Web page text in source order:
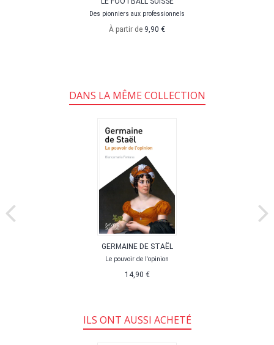
Des pionniers aux professionnels
À partir de 9,90 €
DANS LA MÊME COLLECTION
GERMAINE DE STAËL
Le pouvoir de l'opinion
14,90 €
ILS ONT AUSSI ACHETÉ